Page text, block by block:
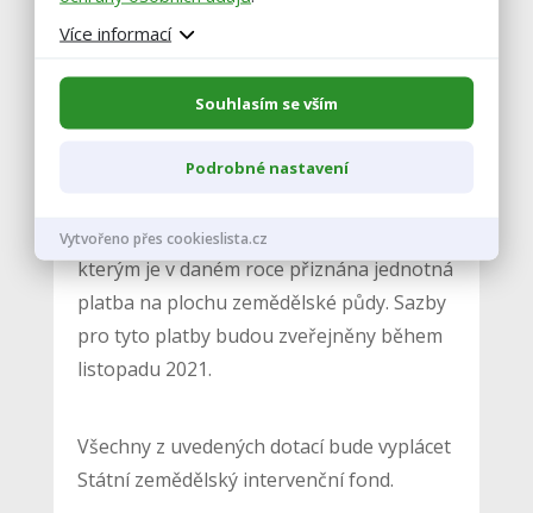
Z národních zdrojů evropské platby
poskytované na zemědělskou půdu,
chmel, škrobové brambory, přežvýkavce,
krávy bez tržní produkce mléka a ovce a
jsou vypláceny jen těm zemědělcům,
kterým je v daném roce přiznána jednotná
platba na plochu zemědělské půdy. Sazby
pro tyto platby budou zveřejněny během
listopadu 2021.
Všechny z uvedených dotací bude vyplácet
Státní zemědělský intervenční fond.
Více informací
Souhlasím se vším
Podrobné nastavení
Vytvořeno přes cookieslista.cz